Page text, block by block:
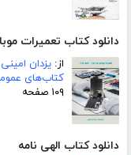
دانلود کتاب تعمیرات
از: یزدان امینی
کتاب‌های
۱۰۹ صفحه
دانلود کتاب الهی نامه